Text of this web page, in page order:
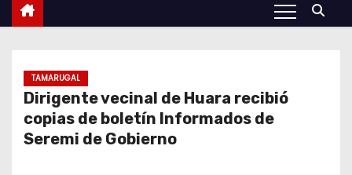
TAMARUGAL
Dirigente vecinal de Huara recibió
copias de boletín Informados de
Seremi de Gobierno